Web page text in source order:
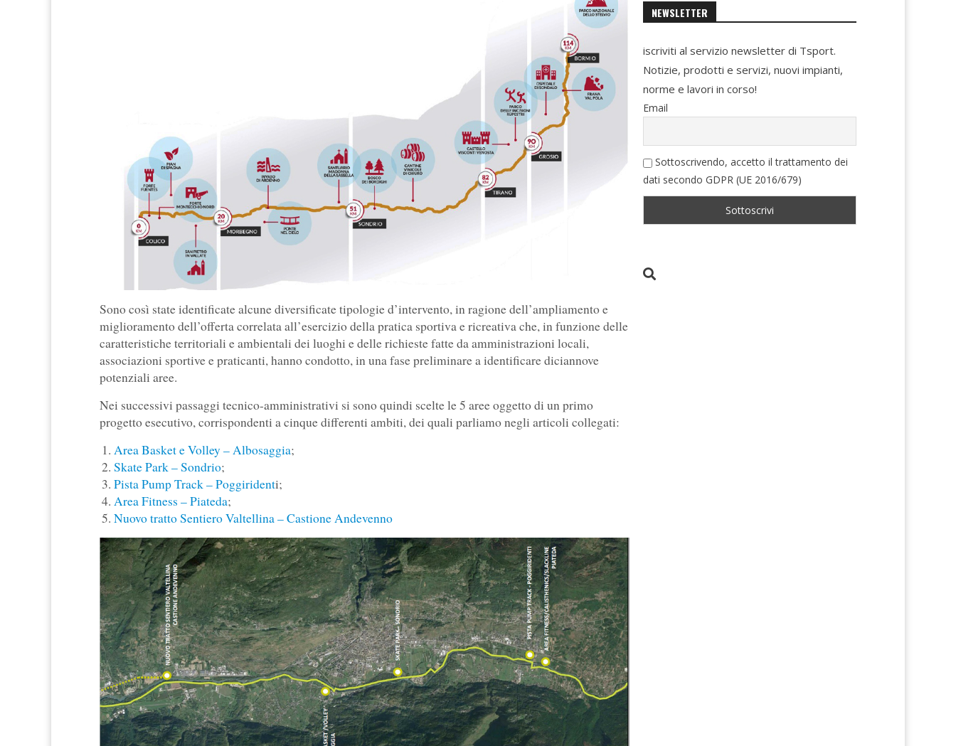
Sono così state identificate alcune diversificate tipologie d’intervento, in ragione dell’ampliamento e
miglioramento dell’offerta correlata all’esercizio della pratica sportiva e ricreativa che, in funzione delle
caratteristiche territoriali e ambientali dei luoghi e delle richieste fatte da amministrazioni locali,
associazioni sportive e praticanti, hanno condotto, in una fase preliminare a identificare diciannove
potenziali aree.
Nei successivi passaggi tecnico-amministrativi si sono quindi scelte le 5 aree oggetto di un primo
progetto esecutivo, corrispondenti a cinque differenti ambiti, dei quali parliamo negli articoli collegati:
Area Basket e Volley – Albosaggia;
Skate Park – Sondrio;
Pista Pump Track – Poggiridenti;
Area Fitness – Piateda;
Nuovo tratto Sentiero Valtellina – Castione Andevenno
NEWSLETTER
iscriviti al servizio newsletter di Tsport.
Notizie, prodotti e servizi, nuovi impianti,
norme e lavori in corso!
Email
Sottoscrivendo, accetto il trattamento dei
dati secondo GDPR (UE 2016/679)